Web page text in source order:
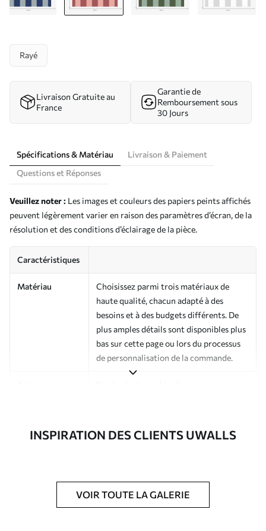
Rayé
Livraison Gratuite au
France
Garantie de
Remboursement sous
30 Jours
Spécifications & Matériau
Livraison & Paiement
Questions et Réponses
Veuillez noter : Les images et couleurs des papiers peints affichés
peuvent légèrement varier en raison des paramètres d’écran, de la
résolution et des conditions d’éclairage de la pièce.
Caractéristiques
Matériau
Choisissez parmi trois matériaux de
haute qualité, chacun adapté à des
besoins et à des budgets différents. De
plus amples détails sont disponibles plus
bas sur cette page ou lors du processus
de personnalisation de la commande.
Finition Semi-mate
Vernis protecteur et/ou colle pour
INSPIRATION DES CLIENTS UWALLS
VOIR TOUTE LA GALERIE